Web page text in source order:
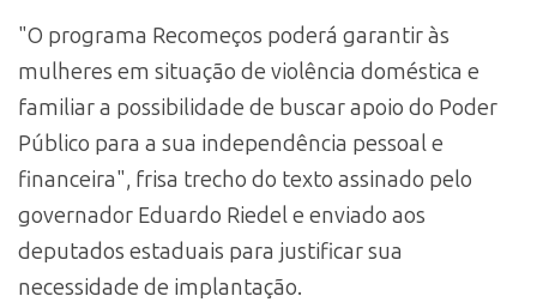
"O programa Recomeços poderá garantir às
mulheres em situação de violência doméstica e
familiar a possibilidade de buscar apoio do Poder
Público para a sua independência pessoal e
financeira", frisa trecho do texto assinado pelo
governador Eduardo Riedel e enviado aos
deputados estaduais para justificar sua
necessidade de implantação.